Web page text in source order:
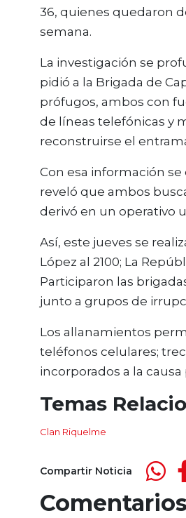
36, quienes quedaron
semana.
La investigación se
pidió a la Brigada de
prófugos, ambos con
de líneas telefónicas y
reconstruirse el
Con esa información
reveló que ambos
derivó en un operativo
Así, este jueves se
López al 2100; La
Participaron las
junto a grupos de
Los allanamientos
teléfonos celulares;
incorporados a la
Temas
Clan Riquelme
Compartir Noticia
Comentarios